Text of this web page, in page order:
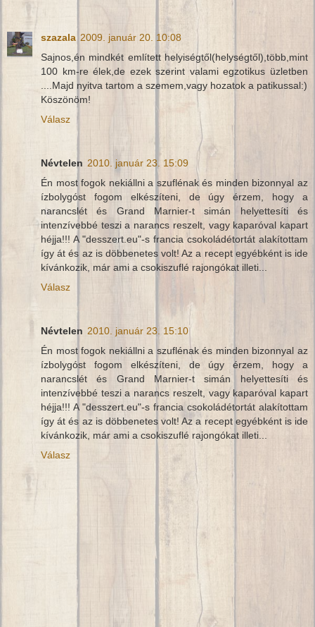
szazala 2009. január 20. 10:08
Sajnos,én mindkét említett helyiségtől(helységtől),több,mint
100 km-re élek,de ezek szerint valami egzotikus üzletben
....Majd nyitva tartom a szemem,vagy hozatok a patikussal:)
Köszönöm!
Válasz
Névtelen 2010. január 23. 15:09
Én most fogok nekiállni a szuflénak és minden bizonnyal az
ízbolygóst fogom elkészíteni, de úgy érzem, hogy a
narancslét és Grand Marnier-t simán helyettesíti és
intenzívebbé teszi a narancs reszelt, vagy kaparóval kapart
héjja!!! A "desszert.eu"-s francia csokoládétortát alakítottam
így át és az is döbbenetes volt! Az a recept egyébként is ide
kívánkozik, már ami a csokiszuflé rajongókat illeti...
Válasz
Névtelen 2010. január 23. 15:10
Én most fogok nekiállni a szuflénak és minden bizonnyal az
ízbolygóst fogom elkészíteni, de úgy érzem, hogy a
narancslét és Grand Marnier-t simán helyettesíti és
intenzívebbé teszi a narancs reszelt, vagy kaparóval kapart
héjja!!! A "desszert.eu"-s francia csokoládétortát alakítottam
így át és az is döbbenetes volt! Az a recept egyébként is ide
kívánkozik, már ami a csokiszuflé rajongókat illeti...
Válasz